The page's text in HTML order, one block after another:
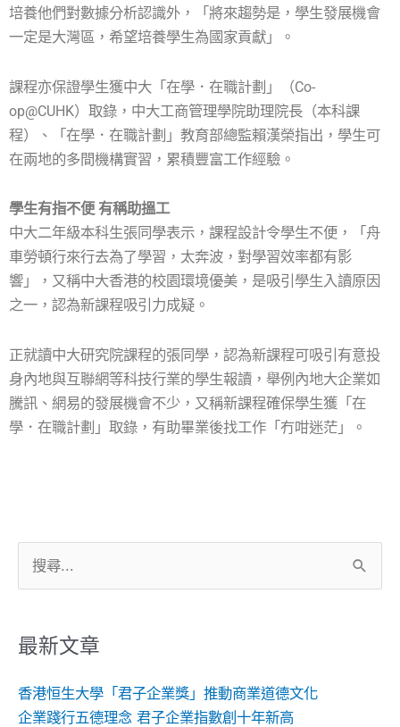
培養他們對數據分析認識外，「將來趨勢是，學生發展機會
一定是大灣區，希望培養學生為國家貢獻」。
課程亦保證學生獲中大「在學．在職計劃」（Co-
op@CUHK）取錄，中大工商管理學院助理院長（本科課
程）、「在學．在職計劃」教育部總監賴漢榮指出，學生可
在兩地的多間機構實習，累積豐富工作經驗。
學生有指不便 有稱助搵工
中大二年級本科生張同學表示，課程設計令學生不便，「舟
車勞頓行來行去為了學習，太奔波，對學習效率都有影
響」，又稱中大香港的校園環境優美，是吸引學生入讀原因
之一，認為新課程吸引力成疑。
正就讀中大研究院課程的張同學，認為新課程可吸引有意投
身內地與互聯網等科技行業的學生報讀，舉例內地大企業如
騰訊、網易的發展機會不少，又稱新課程確保學生獲「在
學．在職計劃」取錄，有助畢業後找工作「冇咁迷茫」。
尋
鍵
最新文章
香港恒生大學「君子企業獎」推動商業道德文化
企業踐行五德理念 君子企業指數創十年新高